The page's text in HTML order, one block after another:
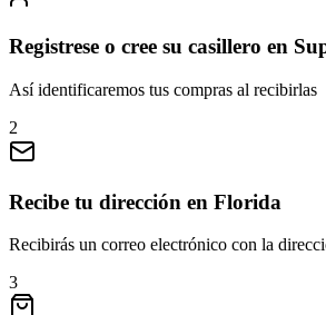
Registrese o cree su casillero en
Así identificaremos tus compras al recibirlas
2
Recibe tu dirección en Florida
Recibirás un correo electrónico con la
3